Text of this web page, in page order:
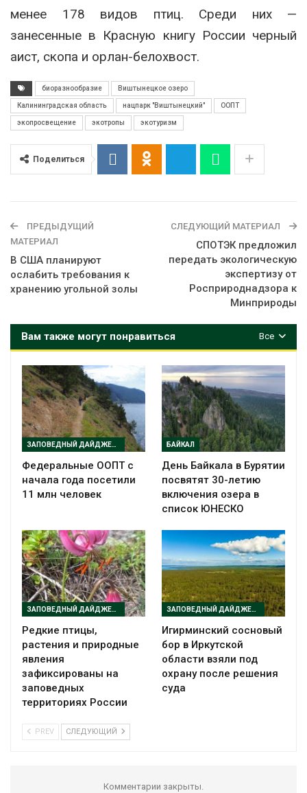
менее 178 видов птиц. Среди них —
занесенные в Красную книгу России черный
аист, скопа и орлан-белохвост.
биоразнообразие Виштынецкое озеро
Калининградская область нацпарк "Виштынецкий" ООПТ
экопросвещение экотропы экотуризм
Поделиться
ПРЕДЫДУЩИЙ
МАТЕРИАЛ
В США планируют
ослабить требования к
хранению угольной золы
СЛЕДУЮЩИЙ МАТЕРИАЛ
СПОТЭК предложил
передать экологическую
экспертизу от
Росприроднадзора к
Минприроды
Все
Вам также могут понравиться
ЗАПОВЕДНЫЙ ДАЙДЖЕСТ
Федеральные ООПТ с
начала года посетили
11 млн человек
БАЙКАЛ
День Байкала в Бурятии
посвятят 30-летию
включения озера в
список ЮНЕСКО
ЗАПОВЕДНЫЙ ДАЙДЖЕСТ
Редкие птицы,
растения и природные
явления
зафиксированы на
заповедных
территориях России
ЗАПОВЕДНЫЙ ДАЙДЖЕСТ
Игирминский сосновый
бор в Иркутской
области взяли под
охрану после решения
суда
PREV СЛЕДУЮЩИЙ
Комментарии закрыты.